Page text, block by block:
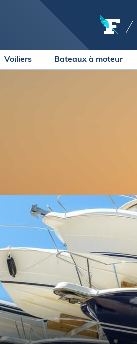
Transat Café l'Or
America's Cup
LOISIRS
Pêche en mer
Plongée
Glisse
Voiliers Bateaux à moteur